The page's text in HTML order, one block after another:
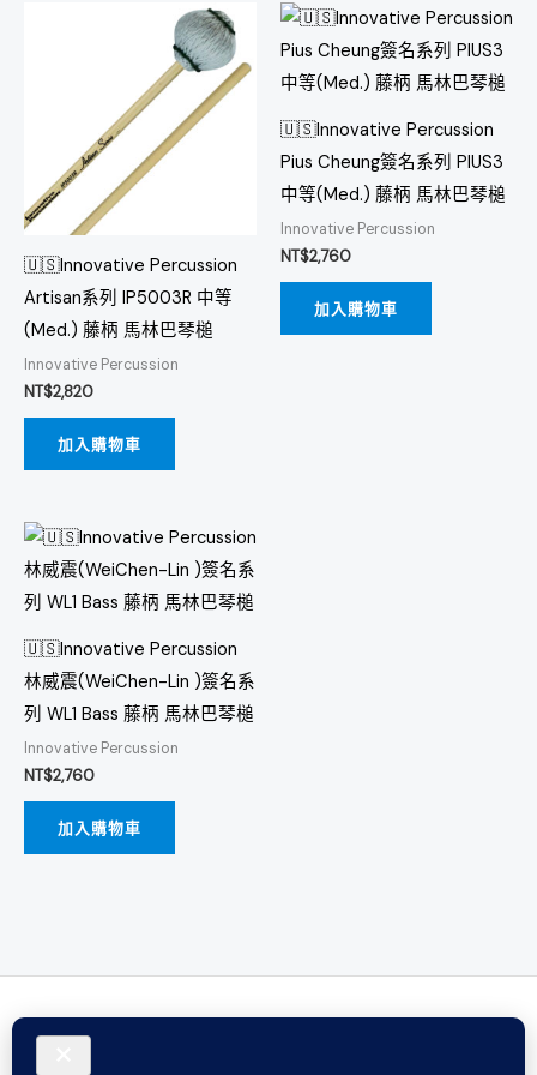
🇺🇸Innovative Percussion
Artisan系列 IP5003R 中等
(Med.) 藤柄 馬林巴琴槌
Innovative Percussion
NT$2,820
加入購物車
🇺🇸Innovative Percussion
Pius Cheung簽名系列 PIUS3
中等(Med.) 藤柄 馬林巴琴槌
Innovative Percussion
NT$2,760
加入購物車
🇺🇸Innovative Percussion
林威震(WeiChen-Lin )簽名系
列 WL1 Bass 藤柄 馬林巴琴槌
Innovative Percussion
NT$2,760
加入購物車